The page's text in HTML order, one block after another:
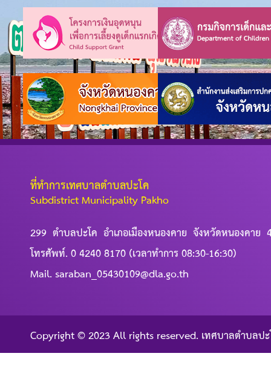
ที่ทำการเทศบาลตำบลปะโค
Subdistrict Municipality Pakho
299 ตำบลปะโค อำเภอเมืองหนองคาย จังหวัดหนองคาย
โทรศัพท์. 0 4240 8170 (เวลาทำการ 08:30-16:30)
Mail. saraban_05430109@dla.go.th
Copyright © 2023 All rights reserved. เทศบาลตำบลป